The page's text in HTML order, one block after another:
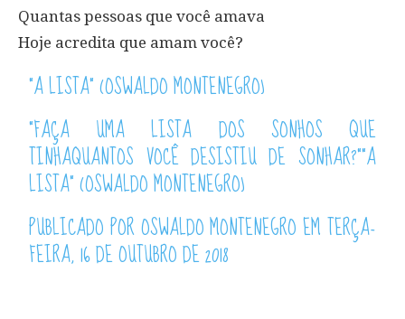
Quantas pessoas que você amava
Hoje acredita que amam você?
"A LISTA" (OSWALDO MONTENEGRO)
"FAÇA UMA LISTA DOS SONHOS QUE
TINHAQUANTOS VOCÊ DESISTIU DE SONHAR?""A
LISTA" (OSWALDO MONTENEGRO)
PUBLICADO POROSWALDO MONTENEGROEM TERÇA-
FEIRA, 16 DE OUTUBRO DE 2018